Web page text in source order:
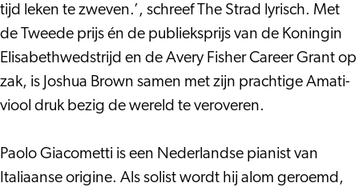
tijd leken te zweven.’, schreef The Strad lyrisch. Met
de Tweede prijs én de publieksprijs van de Koningin
Elisabethwedstrijd en de Avery Fisher Career Grant op
zak, is Joshua Brown samen met zijn prachtige Amati-
viool druk bezig de wereld te veroveren.
Paolo Giacometti is een Nederlandse pianist van
Italiaanse origine. Als solist wordt hij alom geroemd,